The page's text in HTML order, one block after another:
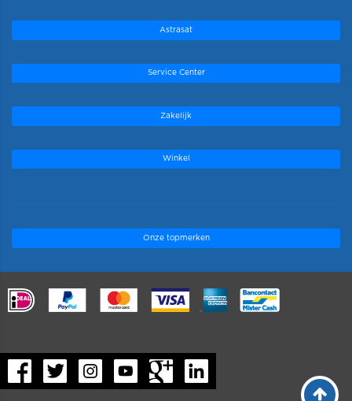
Astrasat
Service Center
Zakelijk
Winkel
Onze topmerken
.